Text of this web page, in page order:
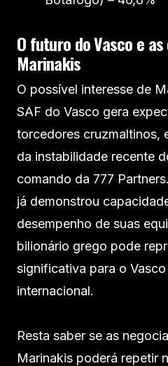
O futuro do Vasco e
Marinakis
O possível interesse de
SAF do Vasco gera
torcedores cruzmaltinos,
da instabilidade recente
comando da 777
já demonstrou
desempenho de suas
bilionário grego pode
significativa para o
internacional.
Resta saber se as
Marinakis poderá repetir